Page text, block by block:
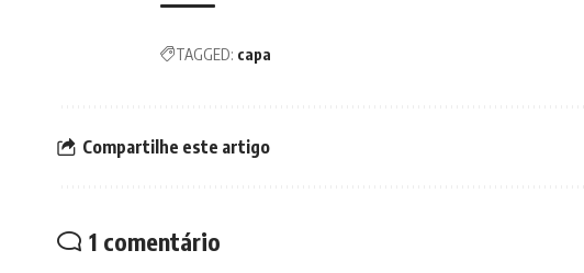
TAGGED: capa
Compartilhe este artigo
1 comentário